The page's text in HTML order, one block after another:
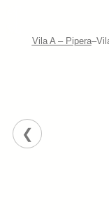
Vila A – Pipera–